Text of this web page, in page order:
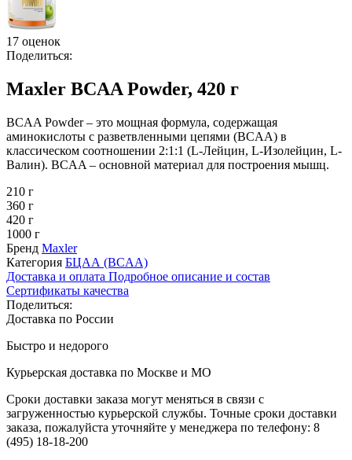
17 оценок
Поделиться:
Maxler BCAA Powder, 420 г
BCAA Powder – это мощная формула, содержащая
аминокислоты с разветвленными цепями (BCAA) в
классическом соотношении 2:1:1 (L-Лейцин, L-Изолейцин, L-
Валин). BCAA – основной материал для построения мышц.
210 г
360 г
420 г
1000 г
Бренд Maxler
Категория БЦАА (BCAA)
Доставка и оплата Подробное описание и состав
Сертификаты качества
Поделиться:
Доставка по России
Быстро и недорого
Курьерская доставка по Москве и МО
Сроки доставки заказа могут меняться в связи с
загруженностью курьерской службы. Точные сроки доставки
заказа, пожалуйста уточняйте у менеджера по телефону: 8
(495) 18-18-200